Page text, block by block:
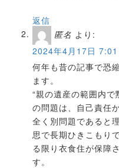
返信
匿名 より:
2024年4月17日 7:01
何年も昔の記事で恐
ます。
“親の遺産の範囲内で
の問題は、自己責任
全く別問題であると
思で長期ひきこもり
る限り衣食住が保障
す。